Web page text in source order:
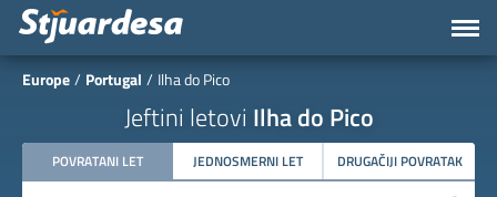
Europe Portugal Ilha do Pico
Jeftini letovi Ilha do Pico
POVRATANI LET JEDNOSMERNI LET DRUGAČIJI POVRATAK